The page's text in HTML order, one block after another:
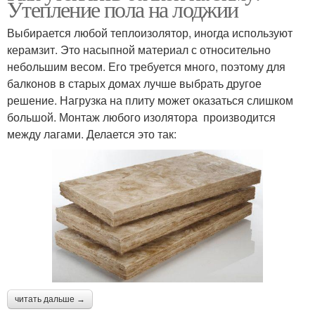
Утепление пола на лоджии
Выбирается любой теплоизолятор, иногда используют
керамзит. Это насыпной материал с относительно
небольшим весом. Его требуется много, поэтому для
балконов в старых домах лучше выбрать другое
решение. Нагрузка на плиту может оказаться слишком
большой. Монтаж любого изолятора производится
между лагами. Делается это так:
читать дальше →